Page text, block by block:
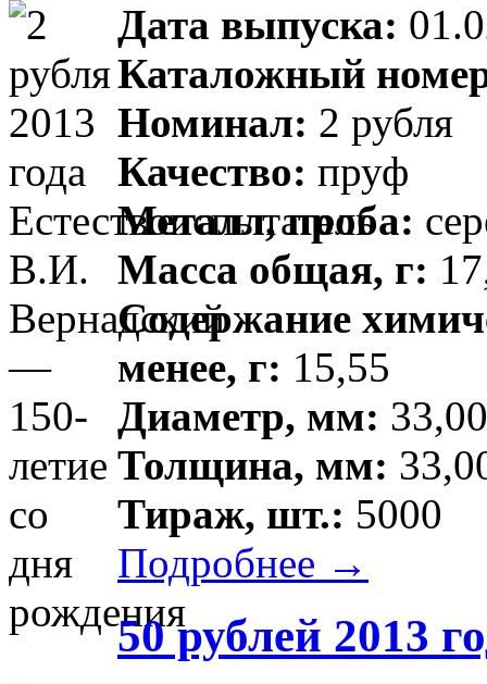
Дата выпуска:
Каталожный
Номинал: 2 рубля
Качество: пруф
Металл, проба:
Масса общая, г:
Содержание
менее, г: 15,55
Диаметр, мм:
Толщина, мм:
Тираж, шт.: 5000
Подробнее →
50 рублей 2013